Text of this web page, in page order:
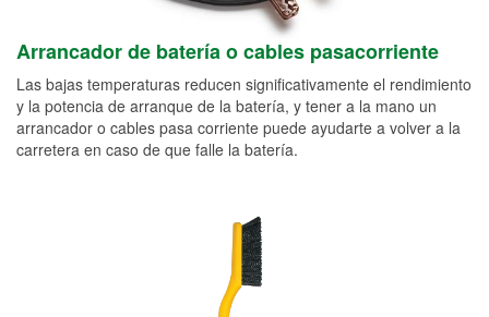
Arrancador de batería o cables pasacorriente
Las bajas temperaturas reducen significativamente el rendimiento
y la potencia de arranque de la batería, y tener a la mano un
arrancador o cables pasa corriente puede ayudarte a volver a la
carretera en caso de que falle la batería.